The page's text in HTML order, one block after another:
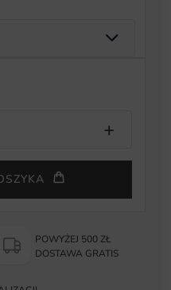
POWYŻEJ 500 ZŁ
DOSTAWA GRATIS